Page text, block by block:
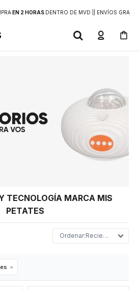
EN 2 HORAS DENTRO DE MVD | | ENVÍOS GRATIS
TECNOLOGÍA MARCA MIS
PETATES
Recientes